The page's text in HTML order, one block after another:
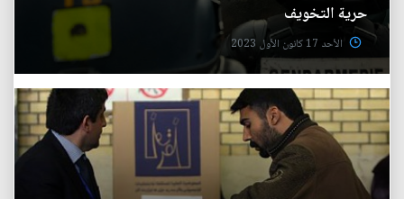
حرية التخويف
الأحد 17 كانون الأول 2023